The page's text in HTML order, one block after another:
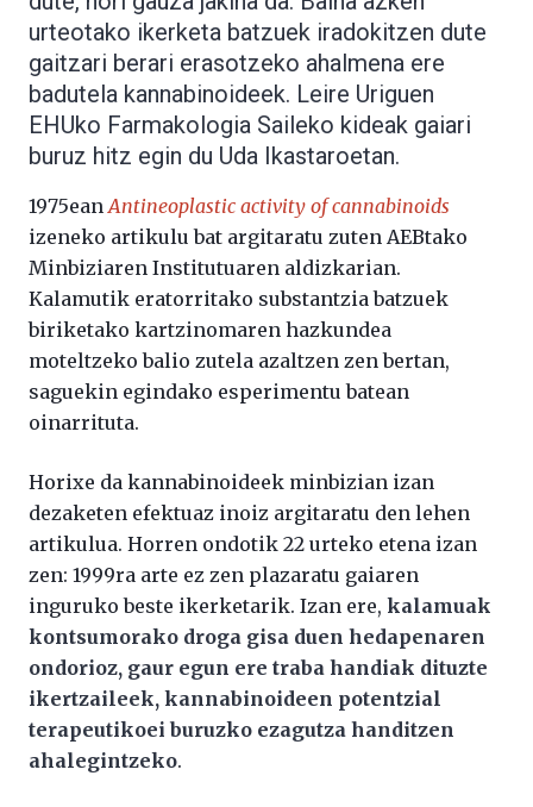
urteotako ikerketa batzuek iradokitzen dute
gaitzari berari erasotzeko ahalmena ere
badutela kannabinoideek. Leire Uriguen
EHUko Farmakologia Saileko kideak gaiari
buruz hitz egin du Uda Ikastaroetan.
1975eanAntineoplastic activity of cannabinoids
izeneko artikulu bat argitaratu zuten AEBtako
Minbiziaren Institutuaren aldizkarian.
Kalamutik eratorritako substantzia batzuek
biriketako kartzinomaren hazkundea
moteltzeko balio zutela azaltzen zen bertan,
saguekin egindako esperimentu batean
oinarrituta.
Horixe da kannabinoideek minbizian izan
dezaketen efektuaz inoiz argitaratu den lehen
artikulua. Horren ondotik 22 urteko etena izan
zen: 1999ra arte ez zen plazaratu gaiaren
inguruko beste ikerketarik. Izan ere, kalamuak
kontsumorako droga gisa duen hedapenaren
ondorioz, gaur egun ere traba handiak dituzte
ikertzaileek, kannabinoideen potentzial
terapeutikoei buruzko ezagutza handitzen
ahalegintzeko.